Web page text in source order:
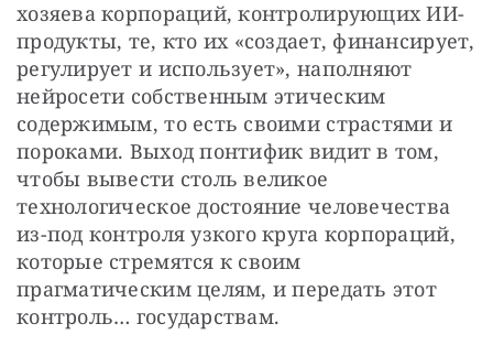
хозяева корпораций, контролирующих ИИ-
продукты, те, кто их «создает, финансирует,
регулирует и использует», наполняют
нейросети собственным этическим
содержимым, то есть своими страстями и
пороками. Выход понтифик видит в том,
чтобы вывести столь великое
технологическое достояние человечества
из-под контроля узкого круга корпораций,
которые стремятся к своим
прагматическим целям, и передать этот
контроль… государствам.